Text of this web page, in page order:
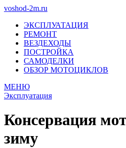
voshod-2m.ru
ЭКСПЛУАТАЦИЯ
РЕМОНТ
ВЕЗДЕХОДЫ
ПОСТРОЙКА
САМОДЕЛКИ
ОБЗОР МОТОЦИКЛОВ
МЕНЮ
Эксплуатация
Консервация
зиму